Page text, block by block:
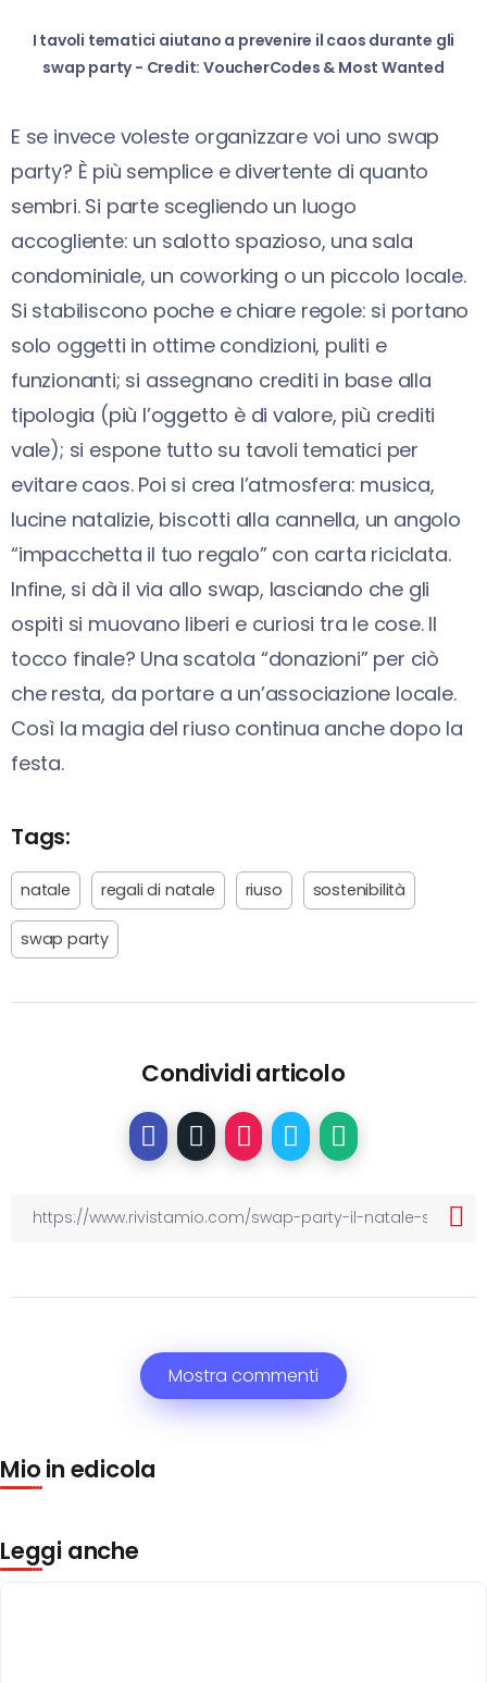
I tavoli tematici aiutano a prevenire il caos durante gli
swap party - Credit: VoucherCodes & Most Wanted
E se invece voleste organizzare voi uno swap
party? È più semplice e divertente di quanto
sembri. Si parte scegliendo un luogo
accogliente: un salotto spazioso, una sala
condominiale, un coworking o un piccolo locale.
Si stabiliscono poche e chiare regole: si portano
solo oggetti in ottime condizioni, puliti e
funzionanti; si assegnano crediti in base alla
tipologia (più l’oggetto è di valore, più crediti
vale); si espone tutto su tavoli tematici per
evitare caos. Poi si crea l’atmosfera: musica,
lucine natalizie, biscotti alla cannella, un angolo
“impacchetta il tuo regalo” con carta riciclata.
Infine, si dà il via allo swap, lasciando che gli
ospiti si muovano liberi e curiosi tra le cose. Il
tocco finale? Una scatola “donazioni” per ciò
che resta, da portare a un’associazione locale.
Così la magia del riuso continua anche dopo la
festa.
Tags:
natale regali di natale riuso sostenibilità
swap party
Condividi articolo
Mostra commenti
Mio in edicola
Leggi anche